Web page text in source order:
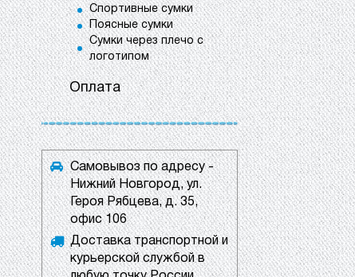
Спортивные сумки
Поясные сумки
Сумки через плечо с
логотипом
Оплата
Самовывоз по адресу -
Нижний Новгород, ул.
Героя Рябцева, д. 35,
офис 106
Доставка транспортной и
курьерской службой в